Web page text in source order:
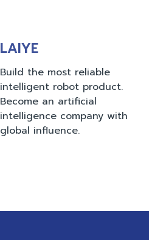
LAIYE
Build the most reliable
intelligent robot product.
Become an artificial
intelligence company with
global influence.